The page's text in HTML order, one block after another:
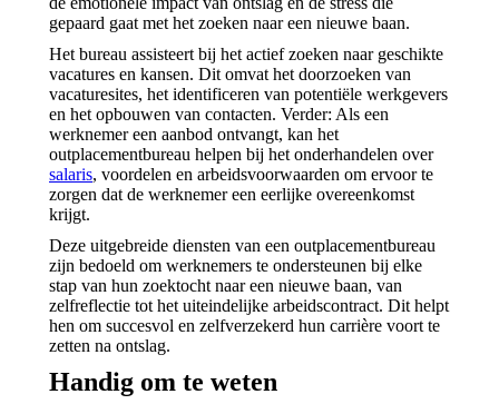
gepaard gaat met het zoeken naar een nieuwe baan.
Het bureau assisteert bij het actief zoeken naar geschikte
vacatures en kansen. Dit omvat het doorzoeken van
vacaturesites, het identificeren van potentiële werkgevers
en het opbouwen van contacten. Verder: Als een
werknemer een aanbod ontvangt, kan het
outplacementbureau helpen bij het onderhandelen over
salaris, voordelen en arbeidsvoorwaarden om ervoor te
zorgen dat de werknemer een eerlijke overeenkomst
krijgt.
Deze uitgebreide diensten van een outplacementbureau
zijn bedoeld om werknemers te ondersteunen bij elke
stap van hun zoektocht naar een nieuwe baan, van
zelfreflectie tot het uiteindelijke arbeidscontract. Dit helpt
hen om succesvol en zelfverzekerd hun carrière voort te
zetten na ontslag.
Handig om te weten